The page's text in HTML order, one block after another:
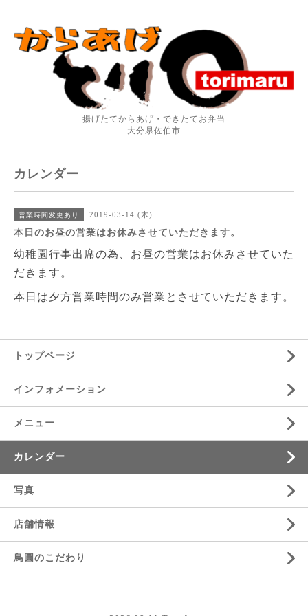
揚げたてからあげ・できたてお弁当
大分県佐伯市
カレンダー
営業時間変更あり 2019-03-14 (木)
本日のお昼の営業はお休みさせていただきます。
幼稚園行事出席の為、お昼の営業はお休みさせていた
だきます。
本日は夕方営業時間のみ営業とさせていただきます。
トップページ
インフォメーション
メニュー
カレンダー
写真
店舗情報
鳥圓のこだわり